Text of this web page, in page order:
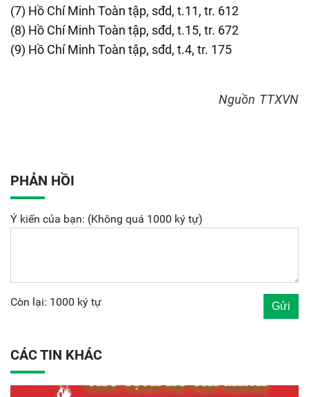
(7) Hồ Chí Minh Toàn tập, sđd, t.11, tr. 612
(8) Hồ Chí Minh Toàn tập, sđd, t.15, tr. 672
(9) Hồ Chí Minh Toàn tập, sđd, t.4, tr. 175
Nguồn TTXVN
PHẢN HỒI
Ý kiến của bạn: (Không quá 1000 ký tự)
Còn lại: 1000 ký tự
CÁC TIN KHÁC